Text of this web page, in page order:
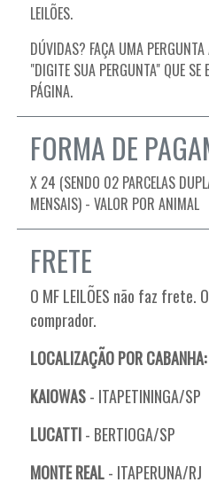
LEILÕES.
DÚVIDAS? FAÇA UMA
"DIGITE SUA PERGUNTA" QUE SE
PÁGINA.
FORMA DE
X 24 (SENDO 02 PARCELAS
MENSAIS) - VALOR POR ANIMAL
FRETE
O MF LEILÕES não faz frete.
comprador.
LOCALIZAÇÃO POR CABANHA:
KAIOWAS- ITAPETININGA/SP
LUCATTI- BERTIOGA/SP
MONTE REAL- ITAPERUNA/RJ